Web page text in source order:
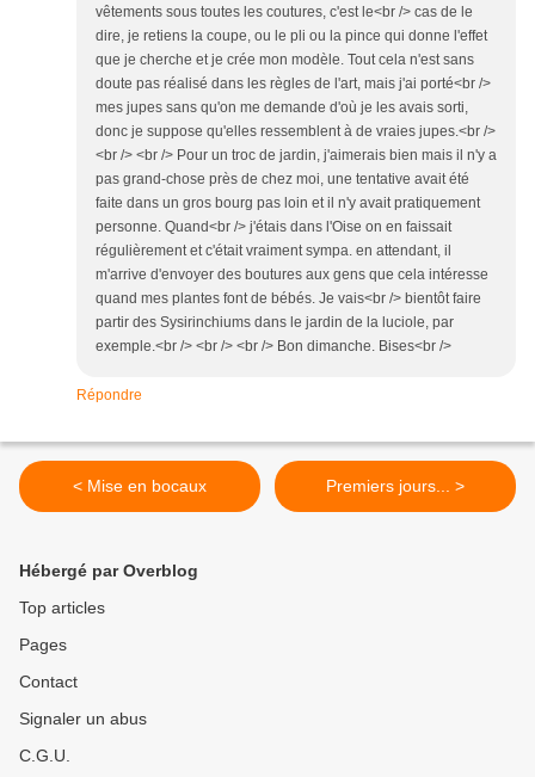
vêtements sous toutes les coutures, c'est le<br /> cas de le
dire, je retiens la coupe, ou le pli ou la pince qui donne l'effet
que je cherche et je crée mon modèle. Tout cela n'est sans
doute pas réalisé dans les règles de l'art, mais j'ai porté<br />
mes jupes sans qu'on me demande d'où je les avais sorti,
donc je suppose qu'elles ressemblent à de vraies jupes.<br />
<br /> <br /> Pour un troc de jardin, j'aimerais bien mais il n'y a
pas grand-chose près de chez moi, une tentative avait été
faite dans un gros bourg pas loin et il n'y avait pratiquement
personne. Quand<br /> j'étais dans l'Oise on en faissait
régulièrement et c'était vraiment sympa. en attendant, il
m'arrive d'envoyer des boutures aux gens que cela intéresse
quand mes plantes font de bébés. Je vais<br /> bientôt faire
partir des Sysirinchiums dans le jardin de la luciole, par
exemple.<br /> <br /> <br /> Bon dimanche. Bises<br />
Répondre
< Mise en bocaux Premiers jours... >
Hébergé par Overblog
Top articles
Pages
Contact
Signaler un abus
C.G.U.